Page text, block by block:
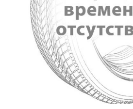
Войти на сайт
+7(812)317-